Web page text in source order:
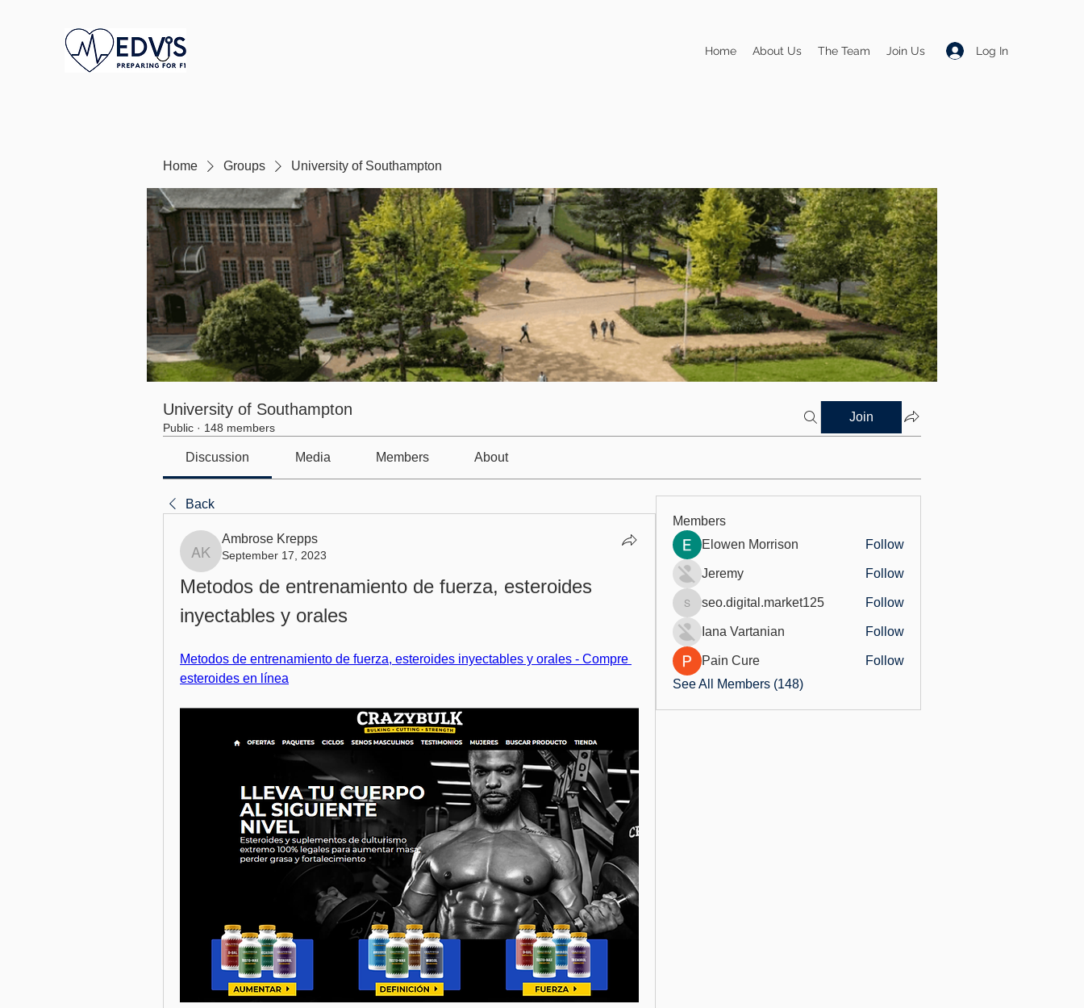
Log In
Home About Us The Team Join Us
Home Groups University of Southampton
University of Southampton
Public · 148 members
Join
Discussion Media Members About
Back
Ambrose Krepps
Ambrose Krepps
September 17, 2023
Metodos de entrenamiento de fuerza, esteroides
inyectables y orales
Metodos de entrenamiento de fuerza, esteroides inyectables y orales - Compre
esteroides en línea
Members
Elowen Morrison
Follow
Jeremy Follow
seo.digital.market125
seo.digital.market125 Follow
Iana Vartanian Follow
Pain Cure
Follow
See All Members (148)